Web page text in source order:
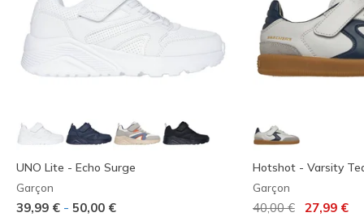
UNO Lite - Echo Surge
Garçon
39,99 € - 50,00 €
Hotshot - Varsity
Garçon
Prix réduit de
40,00 €à 27,99 €